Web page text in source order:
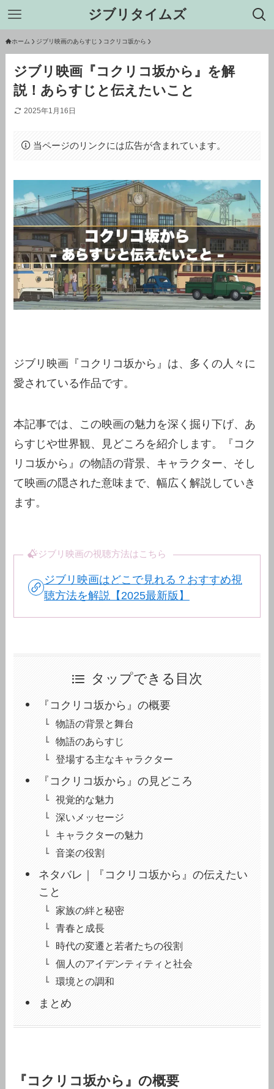
ジブリタイムズ
ホーム ジブリ映画のあらすじ コクリコ坂から
ジブリ映画『コクリコ坂から』を解
説！あらすじと伝えたいこと
2025年1月16日
当ページのリンクには広告が含まれています。
ジブリ映画『コクリコ坂から』は、多くの人々に
愛されている作品です。
本記事では、この映画の魅力を深く掘り下げ、あ
らすじや世界観、見どころを紹介します。『コク
リコ坂から』の物語の背景、キャラクター、そし
て映画の隠された意味まで、幅広く解説していき
ます。
ジブリ映画の視聴方法はこちら
ジブリ映画はどこで見れる？おすすめ視
聴方法を解説【2025最新版】
タップできる目次
『コクリコ坂から』の概要
物語の背景と舞台
物語のあらすじ
登場する主なキャラクター
『コクリコ坂から』の見どころ
視覚的な魅力
深いメッセージ
キャラクターの魅力
音楽の役割
ネタバレ｜『コクリコ坂から』の伝えたい
こと
家族の絆と秘密
青春と成長
時代の変遷と若者たちの役割
個人のアイデンティティと社会
環境との調和
まとめ
『コクリコ坂から』の概要